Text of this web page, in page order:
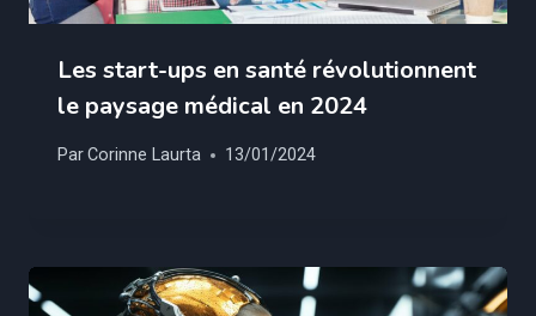
Les start-ups en santé révolutionnent
le paysage médical en 2024
ParCorinne Laurta 13/01/2024